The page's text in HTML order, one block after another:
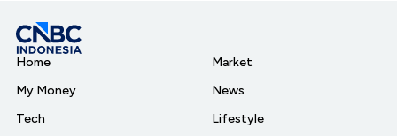
Home
My Money
Tech
Market
News
Lifestyle